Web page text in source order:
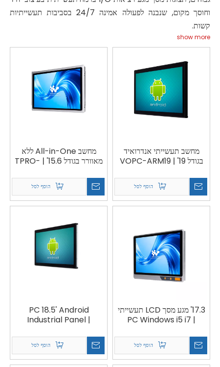
וחוסך מקום, שנבנה לפעולה אמינה 24/7 בסביבות תעשייתיות
קשות.
show more
מחשב תעשייתי אנדרואיד
בגודל 19' | VOPC-ARM19
הוסף לסל
מחשב All-in-One ללא
מאוורר בגודל 15.6' | TPRO-
הוסף לסל
17.3' מגע מסך LCD תעשייתי
PC Windows i5 i7 |
הוסף לסל
PC 18.5' Android
Industrial Panel |
הוסף לסל